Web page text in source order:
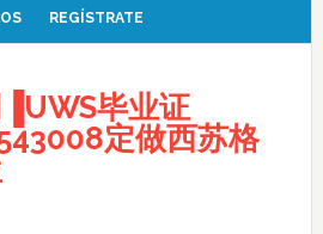
REGÍSTRATE
毕业证
定做西苏格